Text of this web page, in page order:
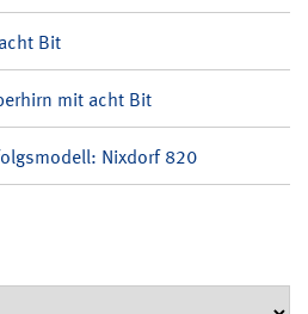
Bit
mit acht Bit
Nixdorf 820